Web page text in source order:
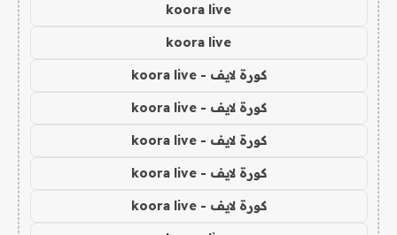
koora live
koora live
كورة لايف - koora live
كورة لايف - koora live
كورة لايف - koora live
كورة لايف - koora live
كورة لايف - koora live